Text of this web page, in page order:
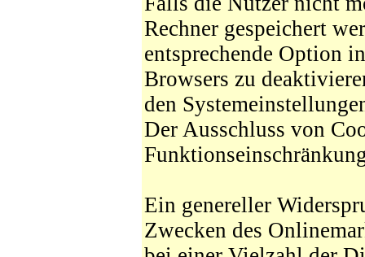
Rechner gespeichert
entsprechende Option
Browsers zu
den
Der Ausschluss von
Ein genereller
Zwecken des